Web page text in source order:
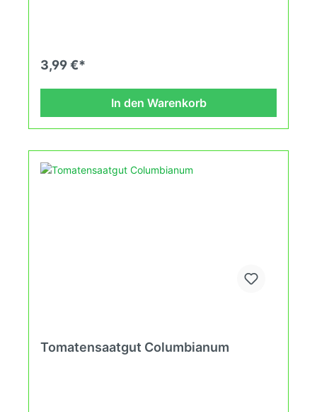
nach den Grundsätzen des Demeter Verbandes
an. Damit wird die Tomatenvielfalt gefördert die du
zwischen 25°C und 28°C konstant (Heizdecke).
3,99 €*
In den Warenkorb
Tomatensaatgut Columbianum